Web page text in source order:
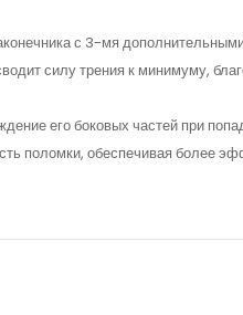
с 3-мя дополнительными
силу трения к минимуму,
его боковых частей при
поломки, обеспечивая более